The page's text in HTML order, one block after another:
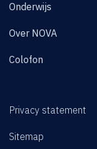
Onderwijs
Over NOVA
Colofon
Privacy statement
Sitemap